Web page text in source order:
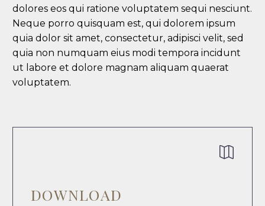
dolores eos qui ratione voluptatem sequi nesciunt.
Neque porro quisquam est, qui dolorem ipsum
quia dolor sit amet, consectetur, adipisci velit, sed
quia non numquam eius modi tempora incidunt
ut labore et dolore magnam aliquam quaerat
voluptatem.


DOWNLOAD